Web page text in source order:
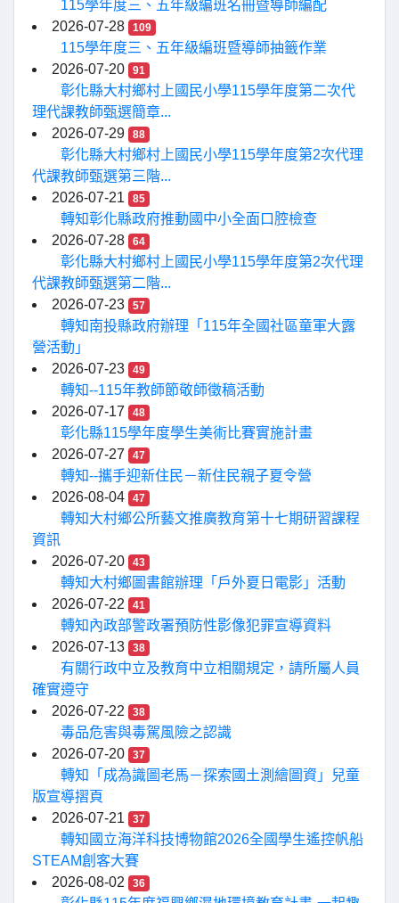
115學年度三、五年級編班名冊暨導師編配
2026-07-28
109
115學年度三、五年級編班暨導師抽籤作業
2026-07-20
91
彰化縣大村鄉村上國民小學115學年度第二次代
理代課教師甄選簡章...
2026-07-29
88
彰化縣大村鄉村上國民小學115學年度第2次代理
代課教師甄選第三階...
2026-07-21
85
轉知彰化縣政府推動國中小全面口腔檢查
2026-07-28
64
彰化縣大村鄉村上國民小學115學年度第2次代理
代課教師甄選第二階...
2026-07-23
57
轉知南投縣政府辦理「115年全國社區童軍大露
營活動」
2026-07-23
49
轉知--115年教師節敬師徵稿活動
2026-07-17
48
彰化縣115學年度學生美術比賽實施計畫
2026-07-27
47
轉知--攜手迎新住民－新住民親子夏令營
2026-08-04
47
轉知大村鄉公所藝文推廣教育第十七期研習課程
資訊
2026-07-20
43
轉知大村鄉圖書館辦理「戶外夏日電影」活動
2026-07-22
41
轉知內政部警政署預防性影像犯罪宣導資料
2026-07-13
38
有關行政中立及教育中立相關規定，請所屬人員
確實遵守
2026-07-22
38
毒品危害與毒駕風險之認識
2026-07-20
37
轉知「成為識圖老馬－探索國土測繪圖資」兒童
版宣導摺頁
2026-07-21
37
轉知國立海洋科技博物館2026全國學生遙控帆船
STEAM創客大賽
2026-08-02
36